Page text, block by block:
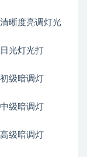
晰度亮调灯光
光灯光打
级暗调灯
级暗调灯
级暗调灯